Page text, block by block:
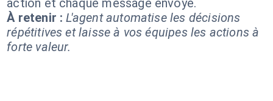
action et chaque message envoyé.
À retenir : L'agent automatise les décisions
répétitives et laisse à vos équipes les actions à
forte valeur.